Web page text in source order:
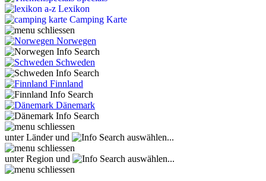
Lexikon
Camping Karte
Norwegen
Schweden
Finnland
Dänemark
unter Länder und auswählen...
unter Region und auswählen...